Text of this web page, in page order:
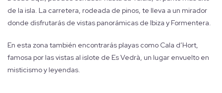
de la isla. La carretera, rodeada de pinos, te lleva a un mirador
donde disfrutarás de vistas panorámicas de Ibiza y Formentera.
En esta zona también encontrarás playas como Cala d’Hort,
famosa por las vistas al islote de Es Vedrà, un lugar envuelto en
misticismo y leyendas.